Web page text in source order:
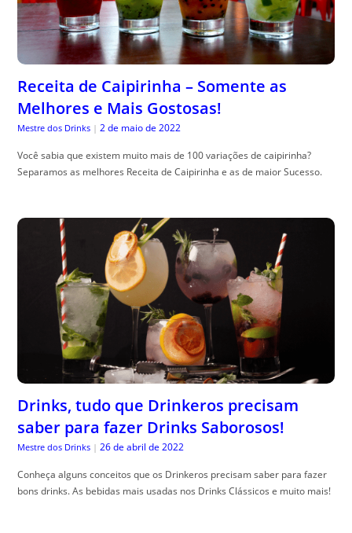
Receita de Caipirinha – Somente as
Melhores e Mais Gostosas!
Mestre dos Drinks | 2 de maio de 2022
Você sabia que existem muito mais de 100 variações de caipirinha?
Separamos as melhores Receita de Caipirinha e as de maior Sucesso.
Drinks, tudo que Drinkeros precisam
saber para fazer Drinks Saborosos!
Mestre dos Drinks | 26 de abril de 2022
Conheça alguns conceitos que os Drinkeros precisam saber para fazer
bons drinks. As bebidas mais usadas nos Drinks Clássicos e muito mais!